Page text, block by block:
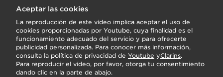
Aceptar las cookies
La reproducción de este vídeo implica aceptar el uso de
cookies proporcionadas por Youtube, cuya finalidad es el
funcionamiento adecuado del servicio y para ofrecerte
publicidad personalizada. Para conocer más información,
consulta la política de privacidad de Youtube yClarins.
Para reproducir el vídeo, por favor, otorga tu consentimiento
dando clic en la parte de abajo.